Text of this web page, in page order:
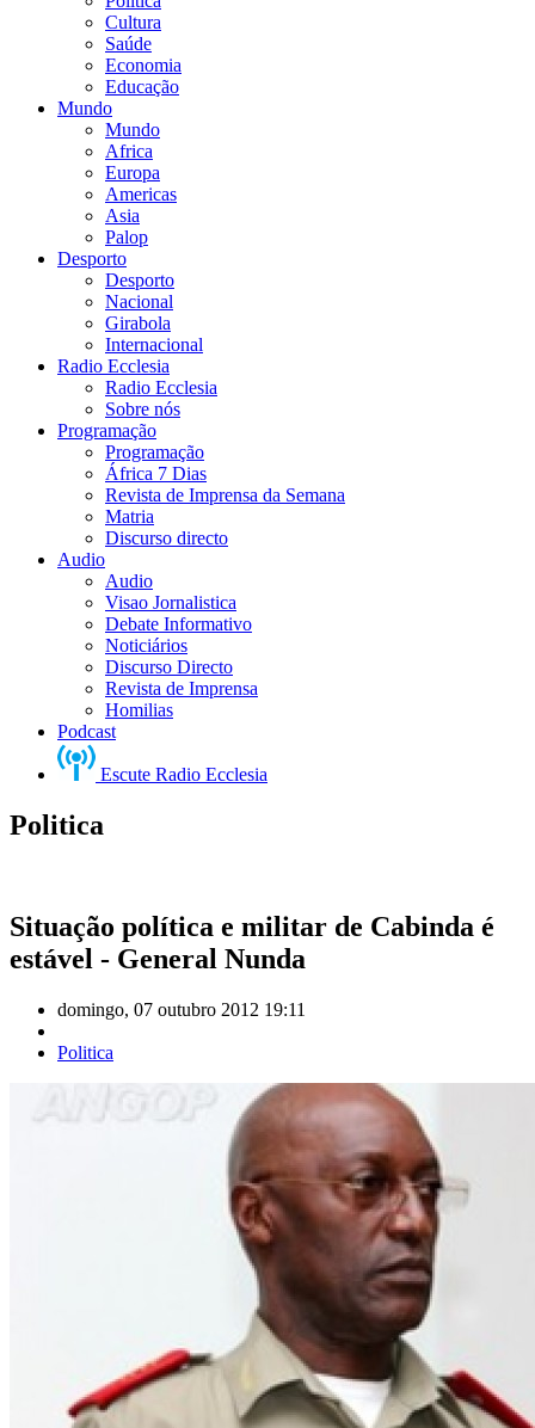
Cultura
Saúde
Economia
Educação
Mundo
Mundo
Africa
Europa
Americas
Asia
Palop
Desporto
Desporto
Nacional
Girabola
Internacional
Radio Ecclesia
Radio Ecclesia
Sobre nós
Programação
Programação
África 7 Dias
Revista de Imprensa da Semana
Matria
Discurso directo
Audio
Audio
Visao Jornalistica
Debate Informativo
Noticiários
Discurso Directo
Revista de Imprensa
Homilias
Podcast
Escute Radio Ecclesia
Politica
Situação política e militar de Cabinda é
estável - General Nunda
domingo, 07 outubro 2012 19:11
Politica